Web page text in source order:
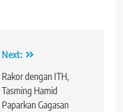
Next:
Rakor dengan ITH,
Tasming Hamid
Paparkan Gagasan